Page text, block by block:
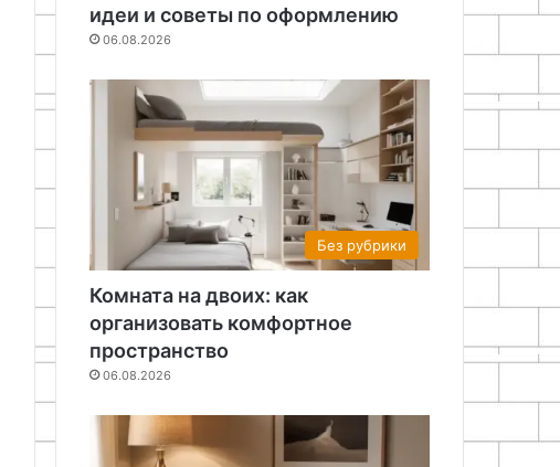
идеи и советы по оформлению
06.08.2026
Без рубрики
Комната на двоих: как
организовать комфортное
пространство
06.08.2026